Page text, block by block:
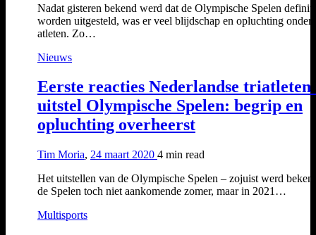
Nadat gisteren bekend werd dat de Olympische Spelen
worden uitgesteld, was er veel blijdschap en opluchting onder
atleten. Zo…
Nieuws
Eerste reacties Nederlandse triatleten
uitstel Olympische Spelen: begrip en
opluchting overheerst
Tim Moria, 24 maart 2020 4 min read
Het uitstellen van de Olympische Spelen – zojuist werd
de Spelen toch niet aankomende zomer, maar in 2021…
Multisports